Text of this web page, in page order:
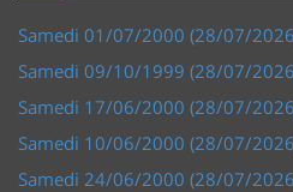
Samedi 01/07/2000 (28/07/
Samedi 09/10/1999 (28/07/
Samedi 17/06/2000 (28/07/
Samedi 10/06/2000 (28/07/
Samedi 24/06/2000 (28/07/